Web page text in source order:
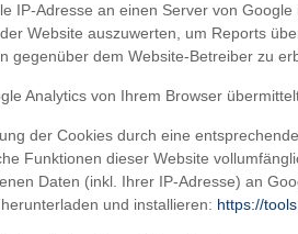
IP-Adresse an einen Server von
Website auszuwerten, um Reports
gegenüber dem Website-Betreiber zu
Analytics von Ihrem Browser
der Cookies durch eine
Funktionen dieser Website
Daten (inkl. Ihrer IP-Adresse) an
und installieren: https://